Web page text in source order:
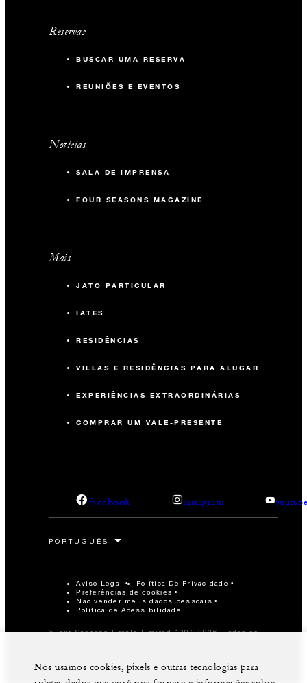
Reservas
BUSCAR UMA RESERVA
REUNIÕES E EVENTOS
Notícias
SALA DE IMPRENSA
FOUR SEASONS MAGAZINE
Mais
JATO PARTICULAR
IATES
RESIDÊNCIAS
VILLAS E RESIDÊNCIAS PARA ALUGAR
EXPERIÊNCIAS EXTRAORDINÁRIAS
COMPRAR UM VALE-PRESENTE
facebook instagram
Aviso Legal Política De Privacidade
Preferências de cookies
Não vender meus dados pessoais
Política de Acessibilidade
©Four Seasons Hotels Limited 1997-2026. Todos os
Nós usamos cookies, pixels e outras tecnologias para